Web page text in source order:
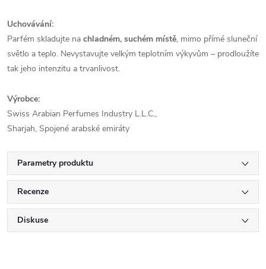
Uchovávání:
Parfém skladujte na chladném, suchém místě, mimo přímé sluneční
světlo a teplo. Nevystavujte velkým teplotním výkyvům – prodloužíte
tak jeho intenzitu a trvanlivost.
Výrobce:
Swiss Arabian Perfumes Industry L.L.C.,
Sharjah, Spojené arabské emiráty
Parametry produktu
Recenze
Diskuse